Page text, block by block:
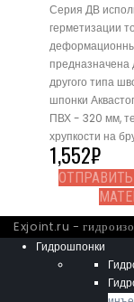
Серия ДВ
герметизации
предназначена
другого типа
шпонки
ПВХ - 320 мм,
хрупкости на
1,552₽
Exjoint.ru -
Гидрошпонки